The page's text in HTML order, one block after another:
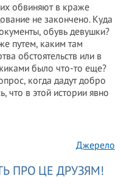
обвиняют в краже
не закончено. Куда
обувь девушки?
путем, каким там
обстоятельств или в
было что-то еще?
когда дадут добро
что в этой истории явно
Джерело
ПРО ЦЕ ДРУЗЯМ!